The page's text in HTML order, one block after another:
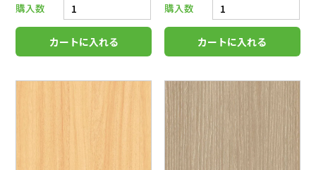
購入数 購入数